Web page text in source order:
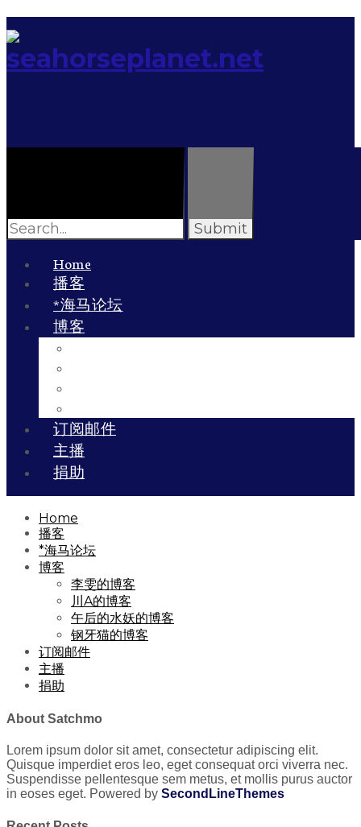
Home
播客
*海马论坛
博客
订阅邮件
主播
捐助
Home
播客
*海马论坛
博客
李雯的博客
川A的博客
午后的水妖的博客
钢牙猫的博客
订阅邮件
主播
捐助
About Satchmo
Lorem ipsum dolor sit amet, consectetur adipiscing elit.
Quisque imperdiet eros leo, eget consequat orci viverra nec.
Suspendisse pellentesque sem metus, et mollis purus auctor
in eoses eget. Powered by SecondLineThemes